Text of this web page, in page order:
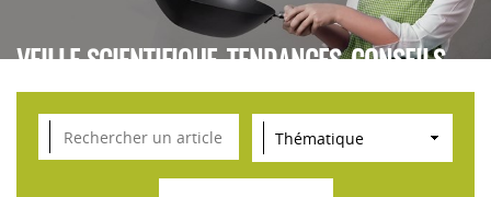
VEILLE SCIENTIFIQUE, TENDANCES, CONSEILS
POUR L'INNOVATION AGROALIMENTAIRE